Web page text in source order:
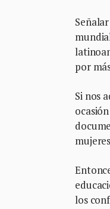
por
Si nos
los